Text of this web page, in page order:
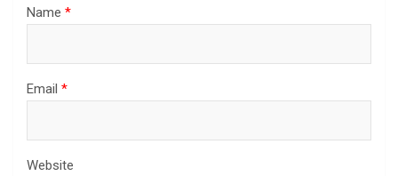
Name *
Email *
Website